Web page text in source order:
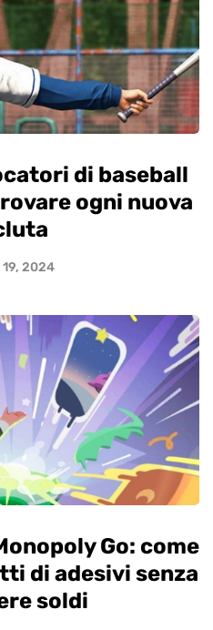
di baseball
ogni nuova
19, 2024
Go: come
di adesivi senza
soldi